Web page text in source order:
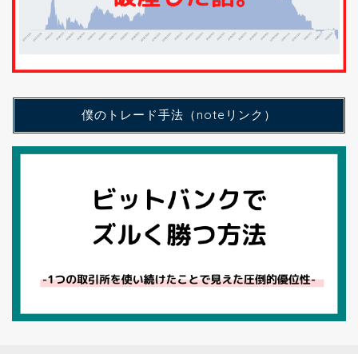
僕のトレード手法（noteリンク）